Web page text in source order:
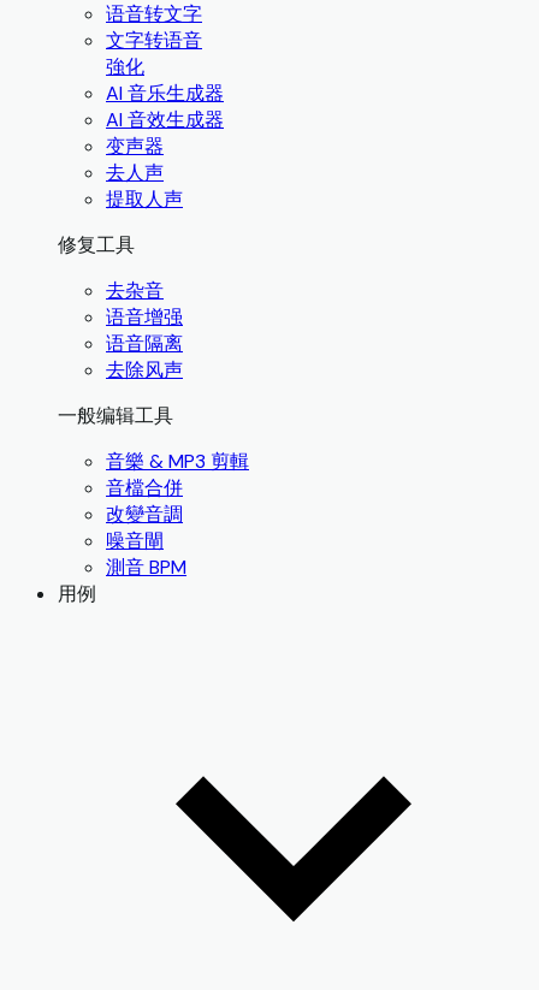
语音转文字
文字转语音
強化
AI 音乐生成器
AI 音效生成器
变声器
去人声
提取人声
修复工具
去杂音
语音增强
语音隔离
去除风声
一般编辑工具
音樂 & MP3 剪輯
音檔合併
改變音調
噪音閘
測音 BPM
用例